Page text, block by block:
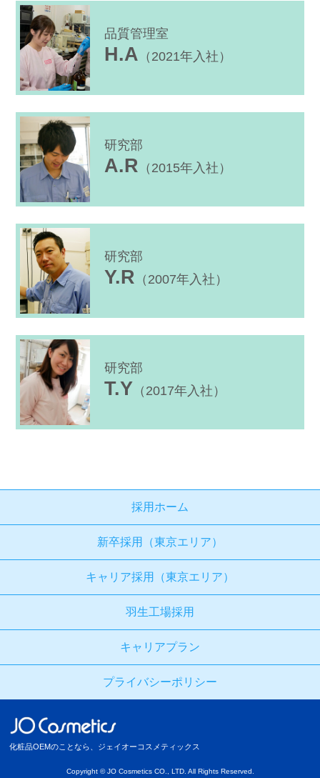
品質管理室
H.A （2021年入社）
研究部
A.R （2015年入社）
研究部
Y.R （2007年入社）
研究部
T.Y （2017年入社）
採用ホーム
新卒採用（東京エリア）
キャリア採用（東京エリア）
羽生工場採用
キャリアプラン
プライバシーポリシー
化粧品OEMのことなら、ジェイオーコスメティックス
Copyright © JO Cosmetics CO., LTD. All Rights Reserved.